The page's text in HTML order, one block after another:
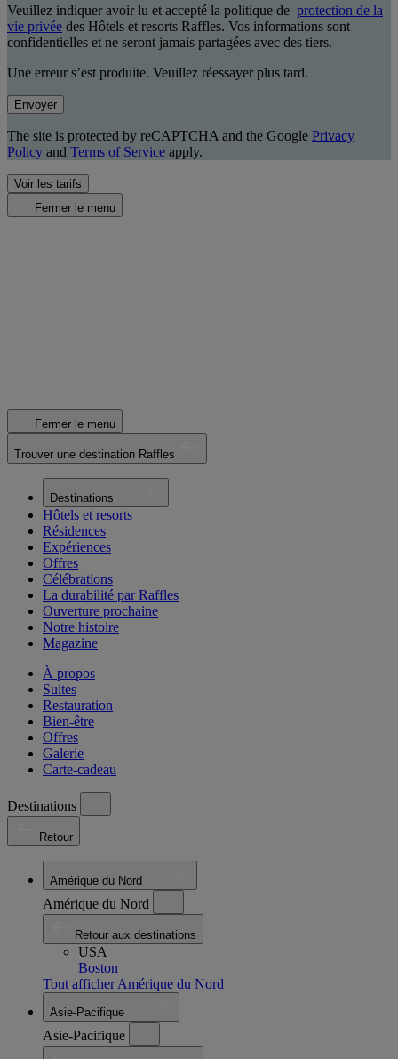
Veuillez indiquer avoir lu et accepté la politique de protection de la
vie privée des Hôtels et resorts Raffles. Vos informations sont
confidentielles et ne seront jamais partagées avec des tiers.
Une erreur s’est produite. Veuillez réessayer plus tard.
Envoyer
The site is protected by reCAPTCHA and the Google Privacy
Policy and Terms of Service apply.
Voir les tarifs
Fermer le menu
Fermer le menu
Trouver une destination Raffles
Destinations
Hôtels et resorts
Résidences
Expériences
Offres
Célébrations
La durabilité par Raffles
Ouverture prochaine
Notre histoire
Magazine
À propos
Suites
Restauration
Bien-être
Offres
Galerie
Carte-cadeau
Destinations
Retour
Amérique du Nord
Amérique du Nord
Retour aux destinations
USA
Boston
Tout afficher Amérique du Nord
Asie-Pacifique
Asie-Pacifique